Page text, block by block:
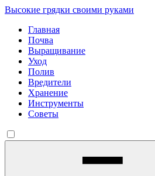
Высокие грядки своими руками
Главная
Почва
Выращивание
Уход
Полив
Вредители
Хранение
Инструменты
Советы